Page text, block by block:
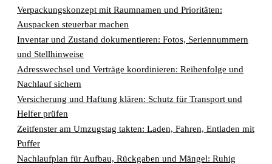
Verpackungskonzept mit Raumnamen und Prioritäten:
Auspacken steuerbar machen
Inventar und Zustand dokumentieren: Fotos, Seriennummern
und Stellhinweise
Adresswechsel und Verträge koordinieren: Reihenfolge und
Nachlauf sichern
Versicherung und Haftung klären: Schutz für Transport und
Helfer prüfen
Zeitfenster am Umzugstag takten: Laden, Fahren, Entladen mit
Puffer
Nachlaufplan für Aufbau, Rückgaben und Mängel: Ruhig